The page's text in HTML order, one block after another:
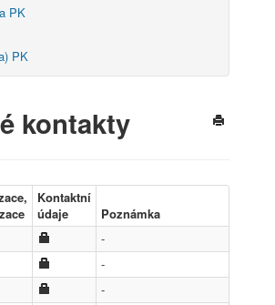
PK
PK
kontakty
Kontaktní
údaje
Poznámka
-
-
-